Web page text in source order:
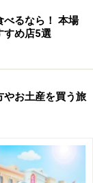
べるなら！ 本場
すめ店5選
やお土産を買う旅